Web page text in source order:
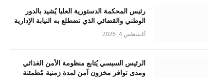
رئيس المحكمة الدستورية العليا يُشيد بالدور
الوطني والقضائي الذي تضطلع به النيابة الإدارية
أغسطس 4, 2026
الرئيس السيسي يُتابع منظومة الأمن الغذائي
ومدى توافر مخزون آمن لمدة زمنية مُطمئنة